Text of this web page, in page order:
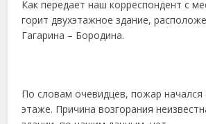
Как передает наш корреспондент с
горит двухэтажное здание,
Гагарина – Бородина.
По словам очевидцев, пожар начался
этаже. Причина возгорания